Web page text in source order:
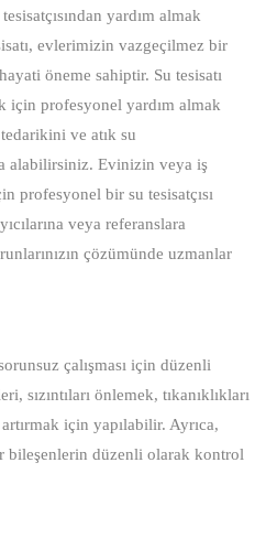
yardım almak
evlerimizin vazgeçilmez bir
öneme sahiptir. Su tesisatı
için profesyonel yardım almak
ve atık su
alabilirsiniz. Evinizin veya iş
profesyonel bir su tesisatçısı
veya referanslara
çözümünde uzmanlar
çalışması için düzenli
sızıntıları önlemek, tıkanıklıkları
için yapılabilir. Ayrıca,
bileşenlerin düzenli olarak kontrol